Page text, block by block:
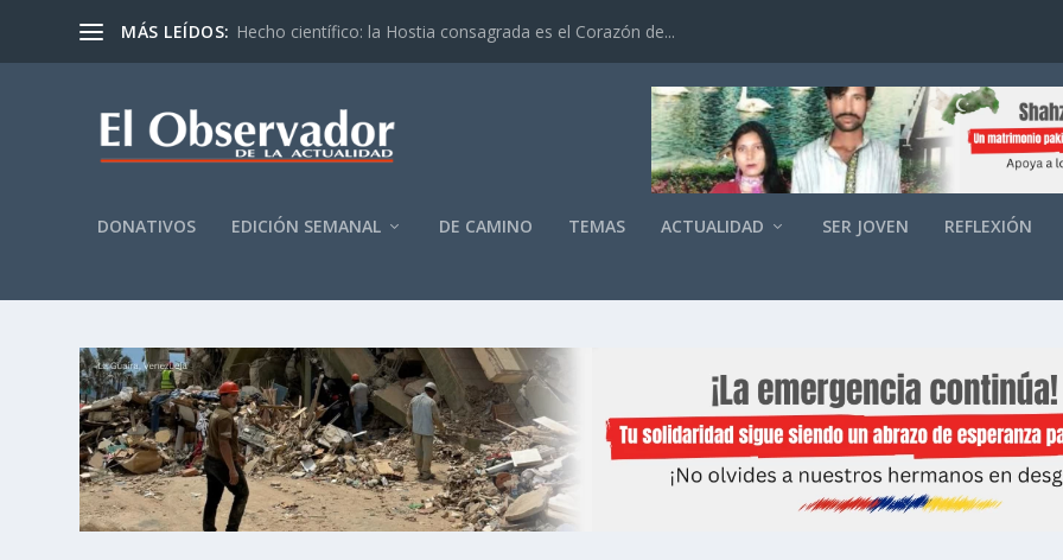
MÁS LEÍDOS: Hecho científico: la Hostia consagrada es el Corazón de...
DONATIVOS EDICIÓN SEMANAL DE CAMINO TEMAS ACTUALIDAD SER JOVEN REFLEXIÓN